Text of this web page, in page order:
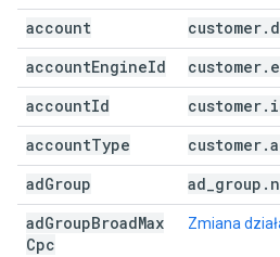
account customer.
accountEngineId customer.
accountId customer.
accountType customer.
adGroup ad group .
adGroupBroadMax
Cpc
Zmiana